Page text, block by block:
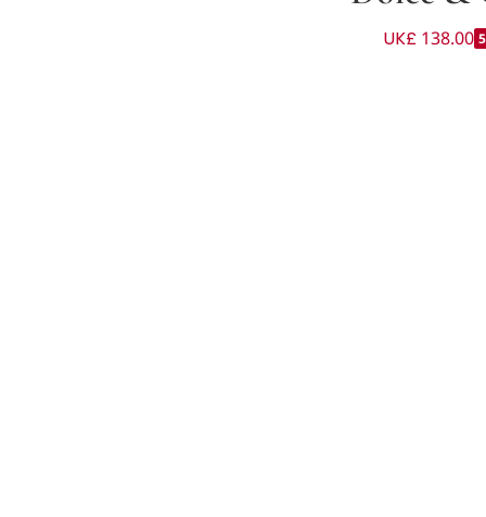
زهري وأخضر للبنات الرضع
UK£ 138.00